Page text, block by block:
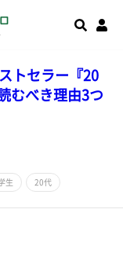
トセラー『20
むべき理由3つ
生 20代